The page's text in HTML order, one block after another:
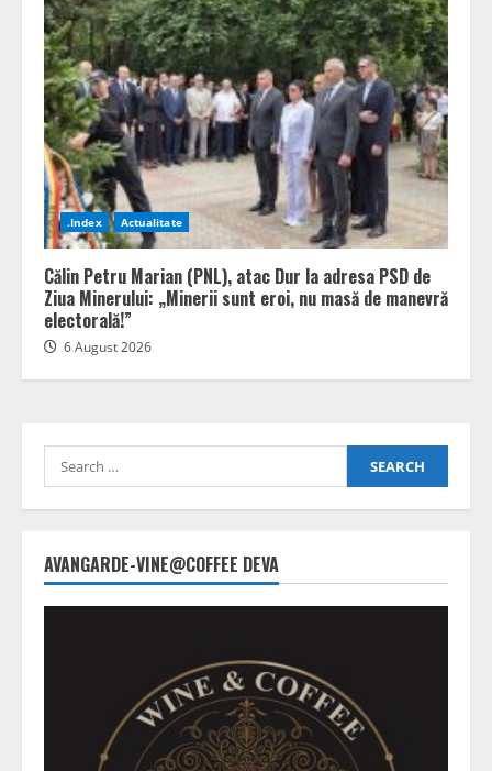
.Index Actualitate
Călin Petru Marian (PNL), atac Dur la adresa PSD de
Ziua Minerului: „Minerii sunt eroi, nu masă de manevră
electorală!”
6 August 2026
Search
for:
AVANGARDE-VINE@COFFEE DEVA